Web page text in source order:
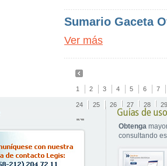
Sumario Gaceta
Ver más
1 2 3 4 5 6 7
24 25 26 27 28 29
Obtenga
consultando